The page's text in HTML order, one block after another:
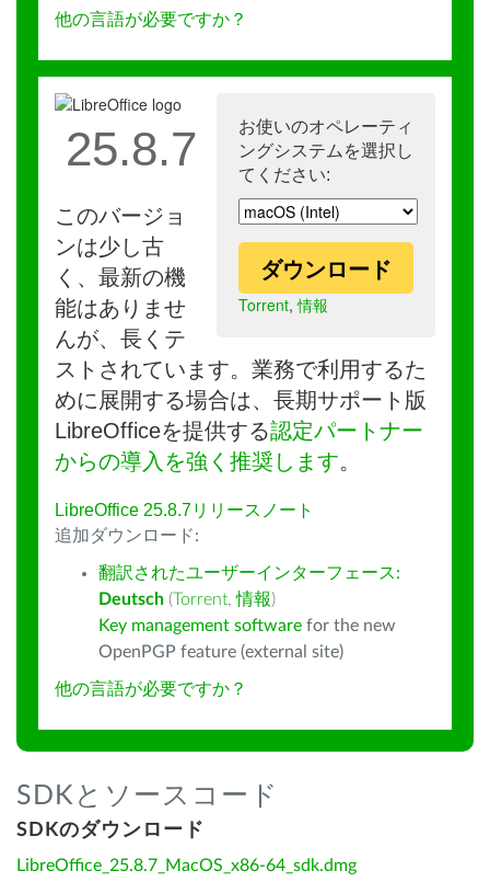
他の言語が必要ですか？
お使いのオペレーティ
ングシステムを選択し
てください:
ダウンロード
Torrent,情報
25.8.7
このバージョ
ンは少し古
く、最新の機
能はありませ
んが、長くテ
ストされています。業務で利用するた
めに展開する場合は、長期サポート版
LibreOfficeを提供する認定パートナー
からの導入を強く推奨します。
LibreOffice 25.8.7リリースノート
追加ダウンロード:
翻訳されたユーザーインターフェース:
Deutsch (Torrent,情報)
Key management software for the new
OpenPGP feature (external site)
他の言語が必要ですか？
SDKとソースコード
SDKのダウンロード
LibreOffice_25.8.7_MacOS_x86-64_sdk.dmg